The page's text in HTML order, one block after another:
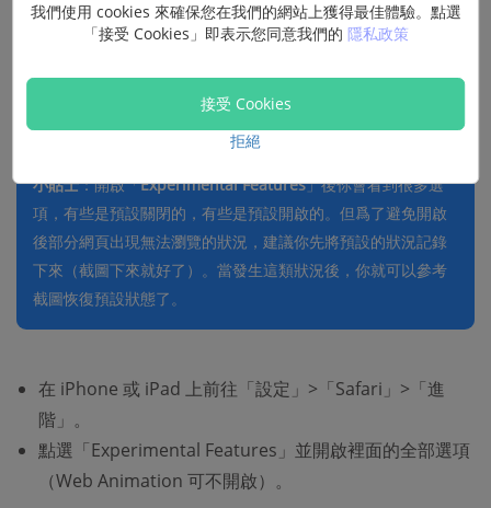
「Experimental Features」（試驗性 WebKit 功能）是
順。這個功能預設是關閉的，只要你將裡面的所有選項全部
開啟即可讓 Safari 的瀏覽速度變快。
小貼士：開啟「Experimental Features」後你會看到很多選
項，有些是預設關閉的，有些是預設開啟的。但爲了避免開啟
後部分網頁出現無法瀏覽的狀況，建議你先將預設的狀況記錄
下來（截圖下來就好了）。當發生這類狀況後，你就可以參考
截圖恢復預設狀態了。
在 iPhone 或 iPad 上前往「設定」>「Safari」>「進
階」。
點選「Experimental Features」並開啟裡面的全部選項
（Web Animation 可不開啟）。
我們使用 cookies 來確保您在我們的網站上獲得最佳體驗。點選
「接受 Cookies」即表示您同意我們的 隱私政策
接受 Cookies
拒絕